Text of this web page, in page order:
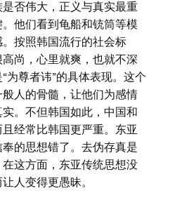
否伟大，正义与真实最重
他们看到龟船和铳筒等模
按照韩国流行的社会标
尚，心里就爽，也就不深
为尊者讳”的具体表现。这个
人的骨髓，让他们为感情
。不但韩国如此，中国和
经常比韩国更严重。东亚
的思想错了。去伪存真是
这方面，东亚传统思想没
人变得更愚昧。